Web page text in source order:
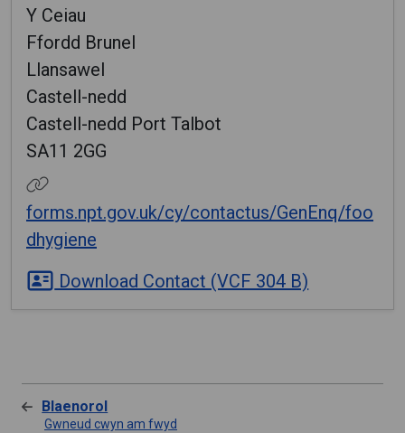
Y Ceiau
Ffordd Brunel
Llansawel
Castell-nedd
Castell-nedd Port Talbot
SA11 2GG
forms.npt.gov.uk/cy/contactus/GenEnq/foo
dhygiene
Download Contact (VCF 304 B)
Blaenorol
Gwneud cwyn am fwyd